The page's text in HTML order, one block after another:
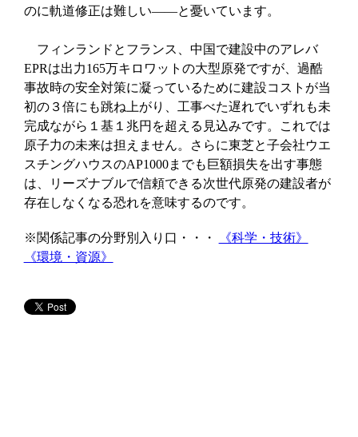
のに軌道修正は難しい――と憂いています。
フィンランドとフランス、中国で建設中のアレバ
EPRは出力165万キロワットの大型原発ですが、過酷
事故時の安全対策に凝っているために建設コストが当
初の３倍にも跳ね上がり、工事べた遅れでいずれも未
完成ながら１基１兆円を超える見込みです。これでは
原子力の未来は担えません。さらに東芝と子会社ウエ
スチングハウスのAP1000までも巨額損失を出す事態
は、リーズナブルで信頼できる次世代原発の建設者が
存在しなくなる恐れを意味するのです。
※関係記事の分野別入り口・・・
《科学・技術》
《環境・資源》